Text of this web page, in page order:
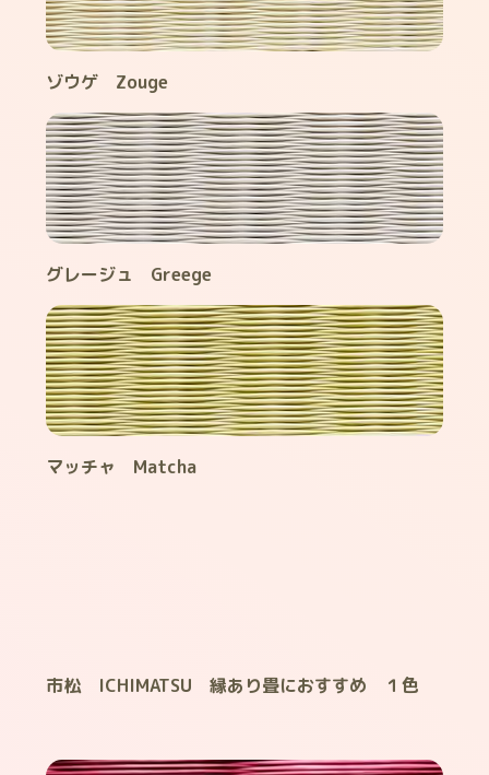
ゾウゲ Zouge
グレージュ Greege
マッチャ Matcha
市松 ICHIMATSU 縁あり畳におすすめ １色